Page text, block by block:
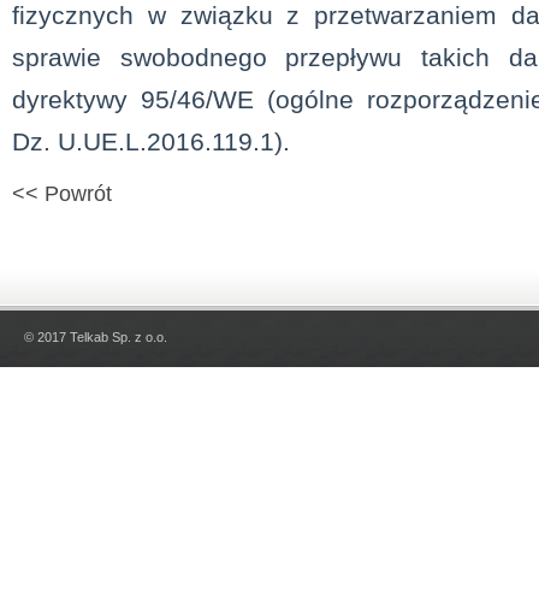
fizycznych w związku z przetwarzaniem
sprawie swobodnego przepływu takich
dyrektywy 95/46/WE (ogólne
Dz. U.UE.L.2016.119.1).
<< Powrót
© 2017 Telkab Sp. z o.o.